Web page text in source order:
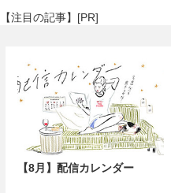
【注目の記事】[PR]
【8月】配信カレンダー